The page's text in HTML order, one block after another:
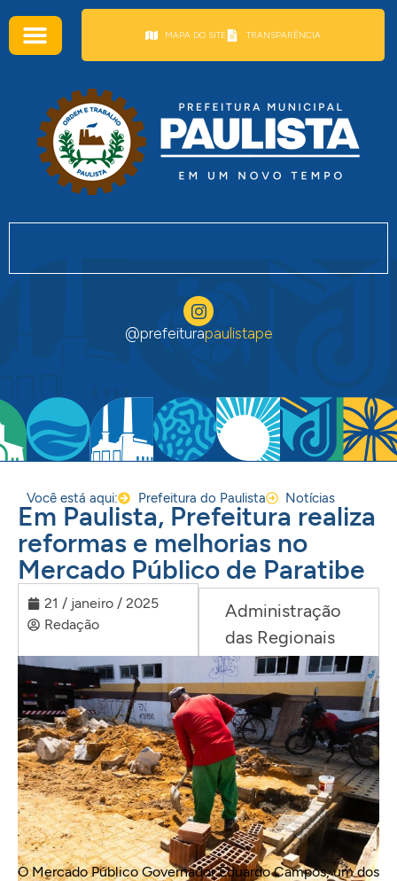
MAPA DO SITE TRANSPARÊNCIA
@prefeiturapaulistape
Você está aqui: Prefeitura do Paulista Notícias
Em Paulista, Prefeitura realiza
reformas e melhorias no
Mercado Público de Paratibe
21 / janeiro / 2025
Redação
Administração
das Regionais
O Mercado Público Governador Eduardo Campos, um dos